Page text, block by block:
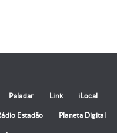
Paladar Link iLocal
Estadão Planeta Digital